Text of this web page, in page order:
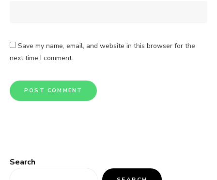
Save my name, email, and website in this browser for the
next time I comment.
Search